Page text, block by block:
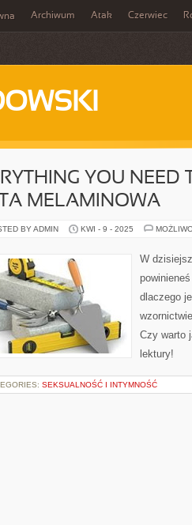
Archiwum Atak Czerwiec
YOU NEED
MELAMINOWA
BY ADMIN KWI - 9 - 2025
W
dlaczego
Czy warto
lektury!
SEKSUALNOŚĆ I INTYMNOŚĆ